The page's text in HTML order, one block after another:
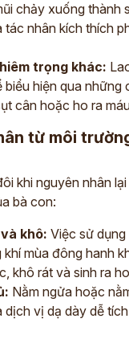
chảy xuống thành
tác nhân kích thích
trọng khác:
hiện qua những
cân hoặc ho ra
từ môi
khi nguyên nhân
bà con:
khô: Việc sử
mùa đông hanh
khô rát và sinh ra
Nằm ngửa hoặc
dịch vị dạ dày dễ